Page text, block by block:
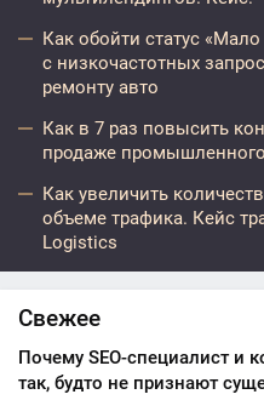
Как обойти статус
с низкочастотных
ремонту авто
Как в 7 раз повысить
продаже
Как увеличить
объеме трафика. Кейс
Logistics
Свежее
Почему SEO-специалист и
так, будто не признают